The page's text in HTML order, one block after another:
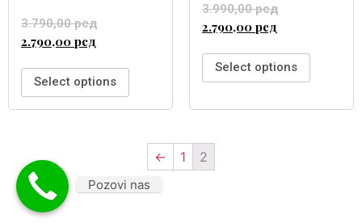
3.790,00рсд
2.790,00 рсд
Select options
3.990,00рсд
2.790,00 рсд
Select options
← 1 2
Pozovi nas